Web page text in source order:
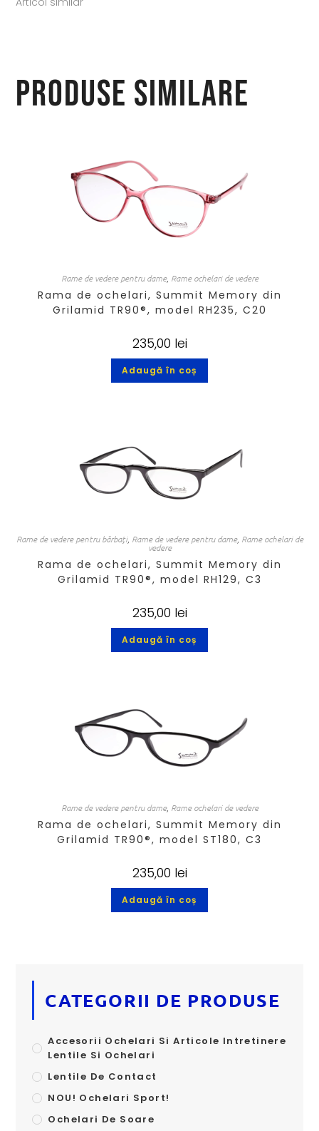
Produse similare
Rame de vedere pentru dame, Rame ochelari de vedere
Rama de ochelari, Summit Memory din
Grilamid TR90®, model RH235, C20
235,00 lei
Adaugă în coș
Rame de vedere pentru bărbați, Rame de vedere pentru dame, Rame ochelari de
vedere
Rama de ochelari, Summit Memory din
Grilamid TR90®, model RH129, C3
235,00 lei
Adaugă în coș
Rame de vedere pentru dame, Rame ochelari de vedere
Rama de ochelari, Summit Memory din
Grilamid TR90®, model ST180, C3
235,00 lei
Adaugă în coș
CATEGORII DE PRODUSE
Accesorii Ochelari Si Articole Intretinere
Lentile Si Ochelari
Lentile De Contact
NOU! Ochelari Sport!
Ochelari De Soare